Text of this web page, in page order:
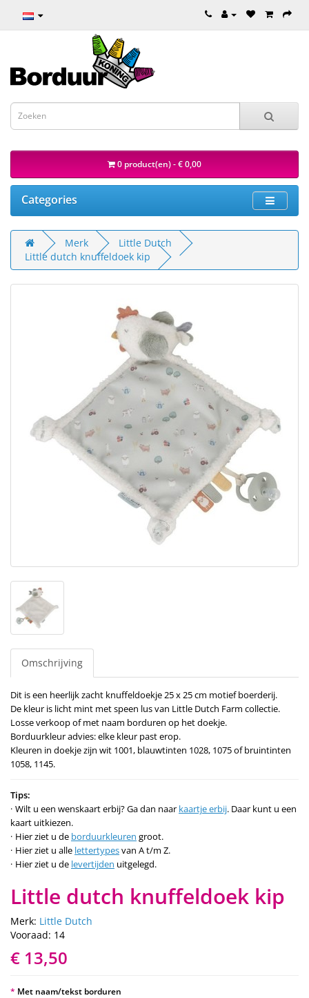
0 product(en) - € 0,00
Categories
Merk
Little Dutch
Little dutch knuffeldoek kip
Omschrijving
Dit is een heerlijk zacht knuffeldoekje 25 x 25 cm motief boerderij.
De kleur is licht mint met speen lus van Little Dutch Farm collectie.
Losse verkoop of met naam borduren op het doekje.
Borduurkleur advies: elke kleur past erop.
Kleuren in doekje zijn wit 1001, blauwtinten 1028, 1075 of bruintinten
1058, 1145.
Tips:
Wilt u een wenskaart erbij? Ga dan naar kaartje erbij. Daar kunt u een
kaart uitkiezen.
Hier ziet u de borduurkleuren groot.
Hier ziet u alle lettertypesvan A t/m Z.
Hier ziet u de levertijden uitgelegd.
Little dutch knuffeldoek kip
Merk: Little Dutch
Vooraad: 14
€ 13,50
Met naam/tekst borduren